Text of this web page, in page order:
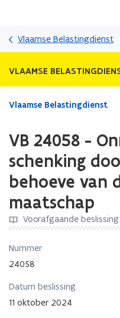
Vlaamse Belastingdienst
VLAAMSE
Gedaan
bevindt
zich
op:
24058
Onrechtstreekse
door
beding
behoeve
van
Vlaamse Belastingdienst
VB 24058 -
schenking
behoeve van
maatschap
Voorafgaande beslissing
Nummer
24058
Datum beslissing
11 oktober 2024